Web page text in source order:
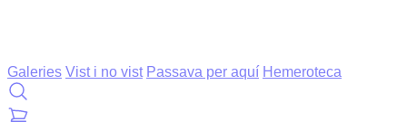
Galeries Vist i no vist Passava per aquí Hemeroteca